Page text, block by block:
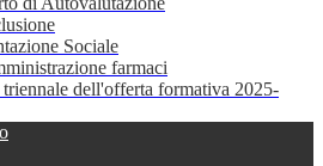
Sociale
farmaci
dell'offerta formativa 2025-